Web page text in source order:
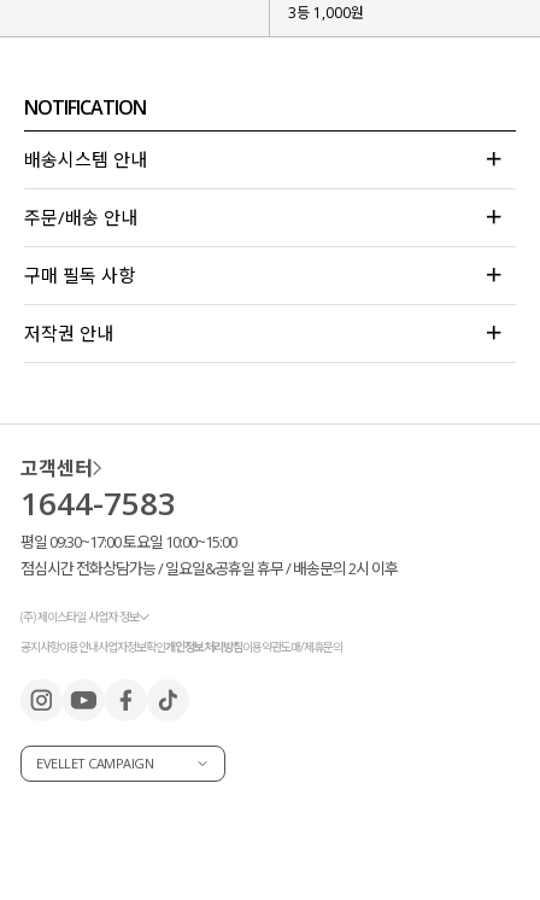
3등 1,000원
NOTIFICATION
배송시스템 안내
주문/배송 안내
구매 필독 사항
저작권 안내
고객센터
1644-7583
평일 09:30~17:00 토요일 10:00~15:00
점심시간 전화상담가능 / 일요일&공휴일 휴무 / 배송문의 2시 이후
(주) 제이스타일 사업자 정보
공지사항이용안내사업자정보확인개인정보처리방침이용약관도매/제휴문의
EVELLET CAMPAIGN